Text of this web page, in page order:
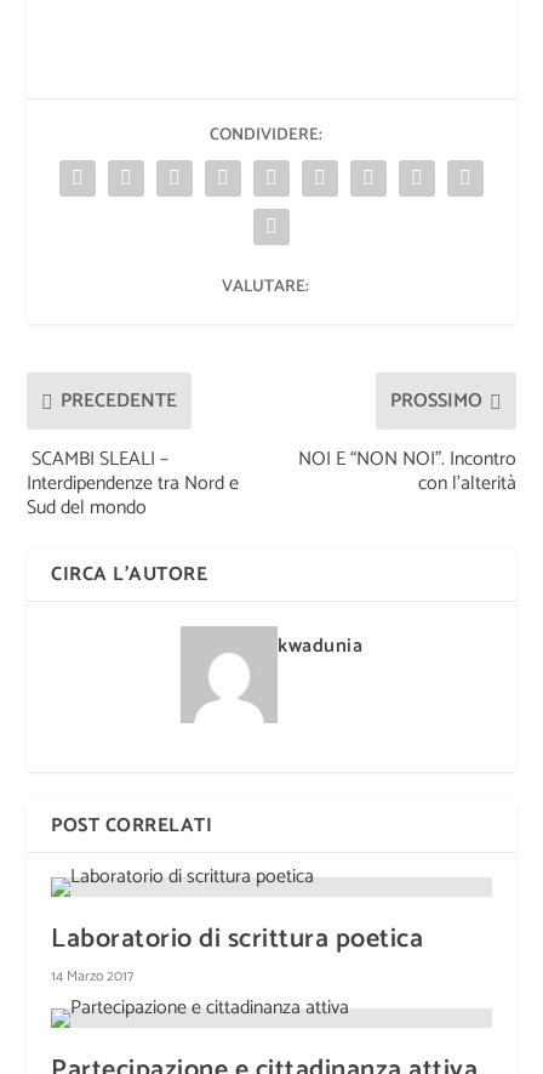
CONDIVIDERE:
VALUTARE:
PRECEDENTE
SCAMBI SLEALI –
Interdipendenze tra Nord e
Sud del mondo
PROSSIMO
NOI E “NON NOI”. Incontro
con l’alterità
CIRCA L'AUTORE
kwadunia
POST CORRELATI
Laboratorio di scrittura poetica
14 Marzo 2017